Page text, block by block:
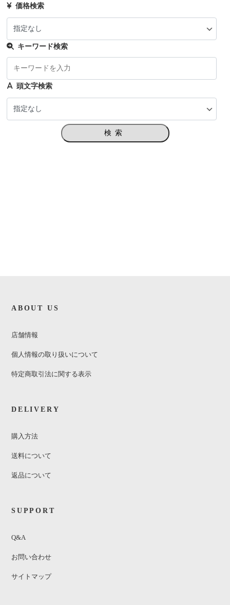
価格検索
キーワード検索
頭文字検索
検索
ABOUT US
店舗情報
個人情報の取り扱いについて
特定商取引法に関する表示
DELIVERY
購入方法
送料について
返品について
SUPPORT
Q&A
お問い合わせ
サイトマップ